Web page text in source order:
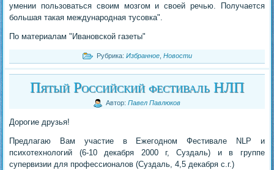
умении пользоваться своим мозгом и своей речью. Получается
большая такая международная тусовка".
По материалам "Ивановской газеты"
Рубрика: Избранное Новости
Пятый Российский фестиваль НЛП
Автор: Павел Павлюков
Дорогие друзья!
Предлагаю Вам участие в Ежегодном Фестивале NLP и
психотехнологий (6-10 декабря 2000 г, Суздаль) и в группе
супервизии для профессионалов (Суздаль, 4,5 декабря с.г.)